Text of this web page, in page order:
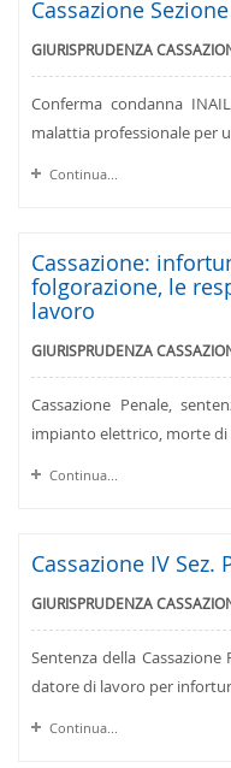
Cassazione
GIURISPRUDENZA
Conferma condanna
malattia professionale per
Continua...
Cassazione:
folgorazione, le
lavoro
GIURISPRUDENZA
Cassazione Penale,
impianto elettrico, morte
Continua...
Cassazione IV Sez.
GIURISPRUDENZA
Sentenza della
datore di lavoro per
Continua...